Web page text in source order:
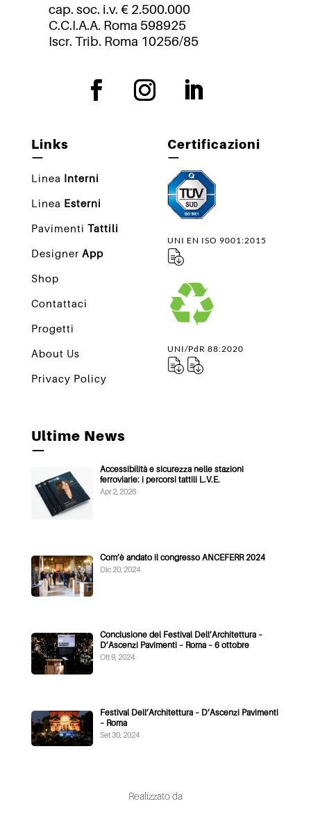
cap. soc. i.v. € 2.500.000
C.C.I.A.A. Roma 598925
Iscr. Trib. Roma 10256/85
Links
—
Linea Interni
Linea Esterni
Pavimenti Tattili
Designer App
Shop
Contattaci
Progetti
About Us
Privacy Policy
Certificazioni
—
UNI EN ISO 9001:2015
UNI/PdR 88:2020
Ultime News
—
Accessibilità e sicurezza nelle stazioni
ferroviarie: i percorsi tattili L.V.E.
Apr 2, 2026
Com’è andato il congresso ANCEFERR 2024
Dic 20, 2024
Conclusione del Festival Dell’Architettura –
D’Ascenzi Pavimenti – Roma – 6 ottobre
Ott 9, 2024
Festival Dell’Architettura – D’Ascenzi Pavimenti
– Roma
Set 30, 2024
Realizzato da